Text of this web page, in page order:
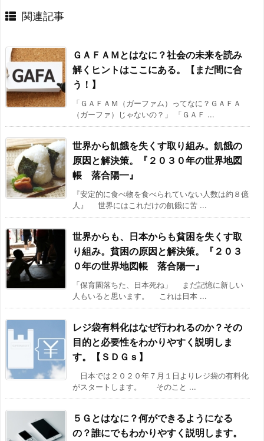
関連記事
ＧＡＦＡＭとはなに？社会の未来を読み
解くヒントはここにある。【まだ間に合
う！】
「ＧＡＦＡＭ（ガーファム）ってなに？ＧＡＦＡ
（ガーファ）じゃないの？」 「ＧＡＦ ...
世界から飢餓を失くす取り組み。飢餓の
原因と解決策。『２０３０年の世界地図
帳 落合陽一』
『安定的に食べ物を食べられていない人数は約８億
人』 世界にはこれだけの飢餓に苦 ...
世界からも、日本からも貧困を失くす取
り組み。貧困の原因と解決策。『２０３
０年の世界地図帳 落合陽一』
「保育園落ちた、日本死ね」 まだ記憶に新しい
人もいると思います。 これは日本 ...
レジ袋有料化はなぜ行われるのか？その
目的と必要性をわかりやすく説明しま
す。【ＳＤＧｓ】
日本では２０２０年７月１日よりレジ袋の有料化
がスタートします。 そのこと ...
５Ｇとはなに？何ができるようになる
の？誰にでもわかりやすく説明します。